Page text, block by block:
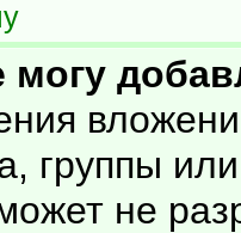
могу
группы
не